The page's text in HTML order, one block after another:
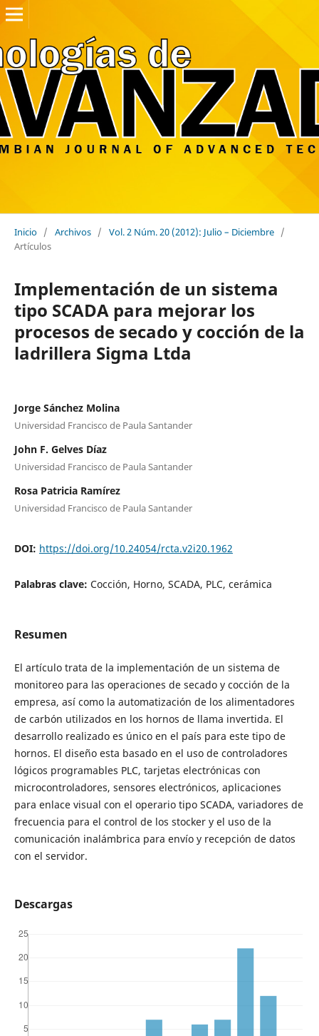
Inicio / Archivos / Vol. 2 Núm. 20 (2012): Julio – Diciembre /
Artículos
Implementación de un sistema
tipo SCADA para mejorar los
procesos de secado y cocción de la
ladrillera Sigma Ltda
Jorge Sánchez Molina
Universidad Francisco de Paula Santander
John F. Gelves Díaz
Universidad Francisco de Paula Santander
Rosa Patricia Ramírez
Universidad Francisco de Paula Santander
DOI: https://doi.org/10.24054/rcta.v2i20.1962
Palabras clave: Cocción, Horno, SCADA, PLC, cerámica
Resumen
El artículo trata de la implementación de un sistema de
monitoreo para las operaciones de secado y cocción de la
empresa, así como la automatización de los alimentadores
de carbón utilizados en los hornos de llama invertida. El
desarrollo realizado es único en el país para este tipo de
hornos. El diseño esta basado en el uso de controladores
lógicos programables PLC, tarjetas electrónicas con
microcontroladores, sensores electrónicos, aplicaciones
para enlace visual con el operario tipo SCADA, variadores de
frecuencia para el control de los stocker y el uso de la
comunicación inalámbrica para envío y recepción de datos
con el servidor.
Descargas